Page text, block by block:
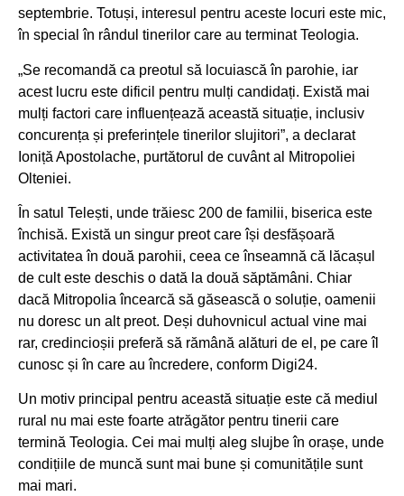
septembrie. Totuși, interesul pentru aceste locuri este mic,
în special în rândul tinerilor care au terminat Teologia.
„Se recomandă ca preotul să locuiască în parohie, iar
acest lucru este dificil pentru mulți candidați. Există mai
mulți factori care influențează această situație, inclusiv
concurența și preferințele tinerilor slujitori”, a declarat
Ioniță Apostolache, purtătorul de cuvânt al Mitropoliei
Olteniei.
În satul Telești, unde trăiesc 200 de familii, biserica este
închisă. Există un singur preot care își desfășoară
activitatea în două parohii, ceea ce înseamnă că lăcașul
de cult este deschis o dată la două săptămâni. Chiar
dacă Mitropolia încearcă să găsească o soluție, oamenii
nu doresc un alt preot. Deși duhovnicul actual vine mai
rar, credincioșii preferă să rămână alături de el, pe care îl
cunosc și în care au încredere, conform Digi24.
Un motiv principal pentru această situație este că mediul
rural nu mai este foarte atrăgător pentru tinerii care
termină Teologia. Cei mai mulți aleg slujbe în orașe, unde
condițiile de muncă sunt mai bune și comunitățile sunt
mai mari.